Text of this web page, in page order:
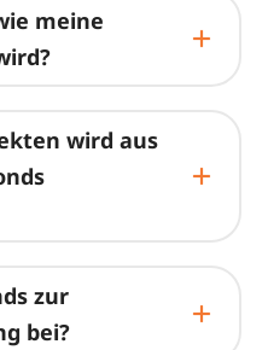
meine
wird aus
zur
bei?